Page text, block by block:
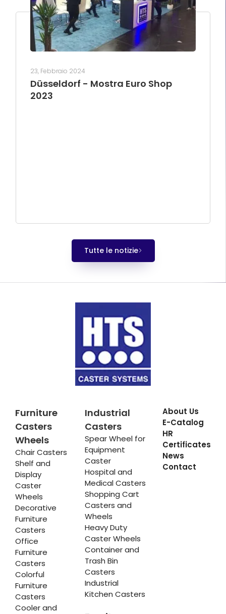
23, Febbraio 2024
Düsseldorf - Mostra Euro Shop
2023
Tutte le notizie
Furniture
Casters
Wheels
Chair Casters
Shelf and
Display
Caster
Wheels
Decorative
Furniture
Casters
Office
Furniture
Casters
Colorful
Furniture
Casters
Cooler and
Industrial
Casters
Spear Wheel for
Equipment
Caster
Hospital and
Medical Casters
Shopping Cart
Casters and
Wheels
Heavy Duty
Caster Wheels
Container and
Trash Bin
Casters
Industrial
Kitchen Casters
About Us
E-Catalog
HR
Certificates
News
Contact